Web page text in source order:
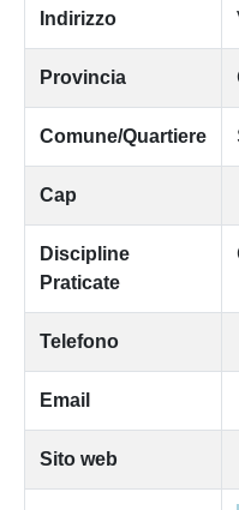
Indirizzo
Provincia
Comune/Quartiere
Cap
Discipline
Praticate
Telefono
Email
Sito web